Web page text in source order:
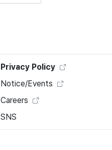
Privacy Policy
Notice/Events
Careers
SNS